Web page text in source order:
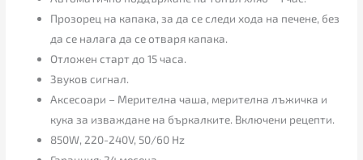
Прозорец на капака, за да се следи хода на печене, без
да се налага да се отваря капака.
Отложен старт до 15 часа.
Звуков сигнал.
Аксесоари – Мерителна чаша, мерителна лъжичка и
кука за изваждане на бъркалките. Включени рецепти.
850W, 220-240V, 50/60 Hz